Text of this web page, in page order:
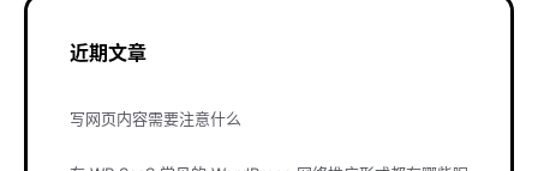
近期文章
写网页内容需要注意什么